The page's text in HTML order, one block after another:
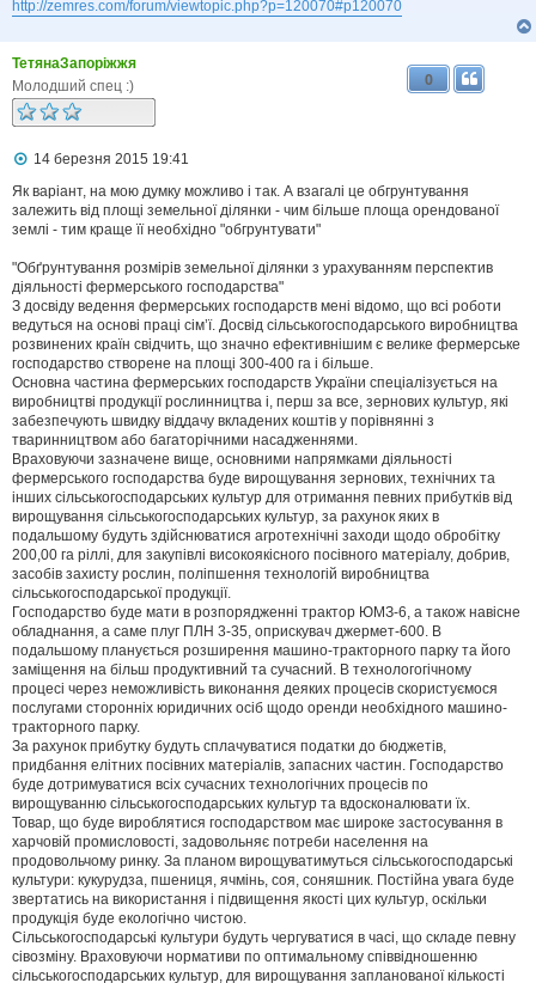
http://zemres.com/forum/viewtopic.php?p=120070#p120070
ТетянаЗапоріжжя
Молодший спец :)
0
П
в
і
д
л
е
н
н
я
14 березня 2015 19:41
Як варіант, на мою думку можливо і так. А взагалі це обгрунтування
залежить від площі земельної ділянки - чим більше площа орендованої
землі - тим краще її необхідно "обгрунтувати"
"Обґрунтування розмірів земельної ділянки з урахуванням перспектив
діяльності фермерського господарства"
З досвіду ведення фермерських господарств мені відомо, що всі роботи
ведуться на основі праці сім’ї. Досвід сільськогосподарського виробництва
розвинених країн свідчить, що значно ефективнішим є велике фермерське
господарство створене на площі 300-400 га і більше.
Основна частина фермерських господарств України спеціалізується на
виробництві продукції рослинництва і, перш за все, зернових культур, які
забезпечують швидку віддачу вкладених коштів у порівнянні з
тваринництвом або багаторічними насадженнями.
Враховуючи зазначене вище, основними напрямками діяльності
фермерського господарства буде вирощування зернових, технічних та
інших сільськогосподарських культур для отримання певних прибутків від
вирощування сільськогосподарських культур, за рахунок яких в
подальшому будуть здійснюватися агротехнічні заходи щодо обробітку
200,00 га ріллі, для закупівлі високоякісного посівного матеріалу, добрив,
засобів захисту рослин, поліпшення технологій виробництва
сільськогосподарської продукції.
Господарство буде мати в розпорядженні трактор ЮМЗ-6, а також навісне
обладнання, а саме плуг ПЛН 3-35, оприскувач джермет-600. В
подальшому планується розширення машино-тракторного парку та його
заміщення на більш продуктивний та сучасний. В технологогічному
процесі через неможливість виконання деяких процесів скористуємося
послугами сторонніх юридичних осіб щодо оренди необхідного машино-
тракторного парку.
За рахунок прибутку будуть сплачуватися податки до бюджетів,
придбання елітних посівних матеріалів, запасних частин. Господарство
буде дотримуватися всіх сучасних технологічних процесів по
вирощуванню сільськогосподарських культур та вдосконалювати їх.
Товар, що буде вироблятися господарством має широке застосування в
харчовій промисловості, задовольняє потреби населення на
продовольчому ринку. За планом вирощуватимуться сільськогосподарські
культури: кукурудза, пшениця, ячмінь, соя, соняшник. Постійна увага буде
звертатись на використання і підвищення якості цих культур, оскільки
продукція буде екологічно чистою.
Сільськогосподарські культури будуть чергуватися в часі, що складе певну
сівозміну. Враховуючи нормативи по оптимальному співвідношенню
сільськогосподарських культур, для вирощування запланованої кількості